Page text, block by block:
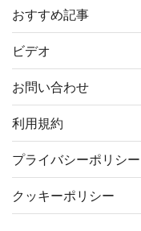
おすすめ記事
ビデオ
お問い合わせ
利用規約
プライバシーポリシー
クッキーポリシー